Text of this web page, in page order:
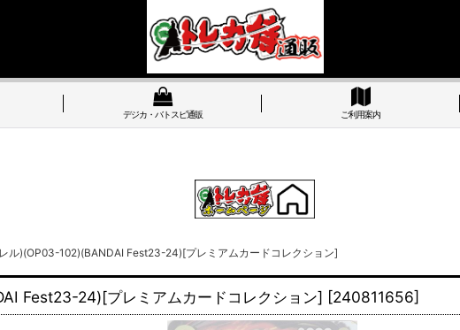
デジカ・バトスピ通販 ご利用案内
ル)(OP03-102)(BANDAI Fest23-24)[プレミアムカードコレクション]
Fest23-24)[プレミアムカードコレクション] [240811656]